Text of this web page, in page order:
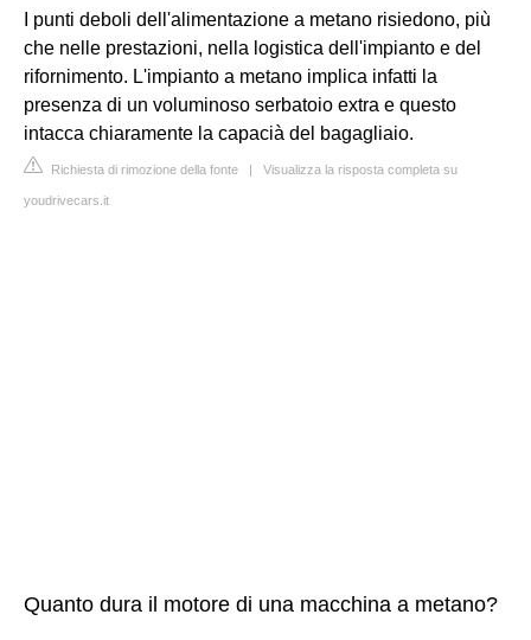
I punti deboli dell'alimentazione a metano risiedono, più
che nelle prestazioni, nella logistica dell'impianto e del
rifornimento. L'impianto a metano implica infatti la
presenza di un voluminoso serbatoio extra e questo
intacca chiaramente la capacià del bagagliaio.
Richiesta di rimozione della fonte | Visualizza la risposta completa su
youdrivecars.it
Quanto dura il motore di una macchina a metano?